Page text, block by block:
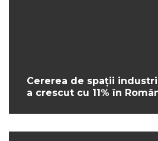
Cererea de spații
a crescut cu 11% în